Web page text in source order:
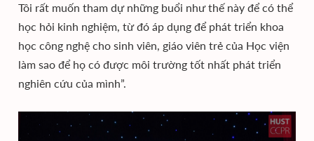
Tôi rất muốn tham dự những buổi như thế này để có thể
học hỏi kinh nghiệm, từ đó áp dụng để phát triển khoa
học công nghệ cho sinh viên, giáo viên trẻ của Học viện
làm sao để họ có được môi trường tốt nhất phát triển
nghiên cứu của mình”.